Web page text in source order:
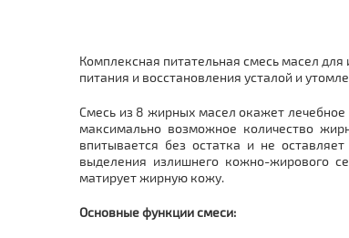
Комплексная питательная смесь масел для
питания и восстановления усталой и
Смесь из 8 жирных масел окажет
максимально возможное количество
впитывается без остатка и не
выделения излишнего кожно-жирового
матирует жирную кожу.
Основные функции смеси: